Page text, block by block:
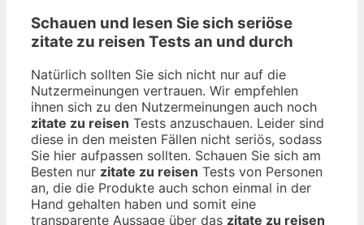
Schauen und lesen Sie sich seriöse
zitate zu reisen Tests an und durch
Natürlich sollten Sie sich nicht nur auf die
Nutzermeinungen vertrauen. Wir empfehlen
ihnen sich zu den Nutzermeinungen auch noch
zitate zu reisen Tests anzuschauen. Leider sind
diese in den meisten Fällen nicht seriös, sodass
Sie hier aufpassen sollten. Schauen Sie sich am
Besten nur zitate zu reisen Tests von Personen
an, die die Produkte auch schon einmal in der
Hand gehalten haben und somit eine
transparente Aussage über das zitate zu reisen